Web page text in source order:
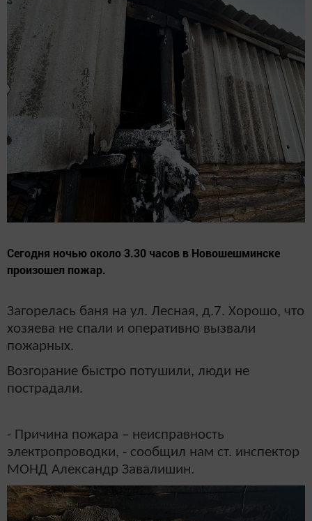
Сегодня ночью около 3.30 часов в Новошешминске
произошел пожар.
Загорелась баня на ул. Лесная, д.7. Хорошо, что
хозяева не спали и оперативно вызвали
пожарных.
Возгорание быстро потушили, люди не
пострадали.
- Причина пожара – неисправность
электропроводки, - сообщил нам ст. инспектор
МОНД Александр Завалишин.